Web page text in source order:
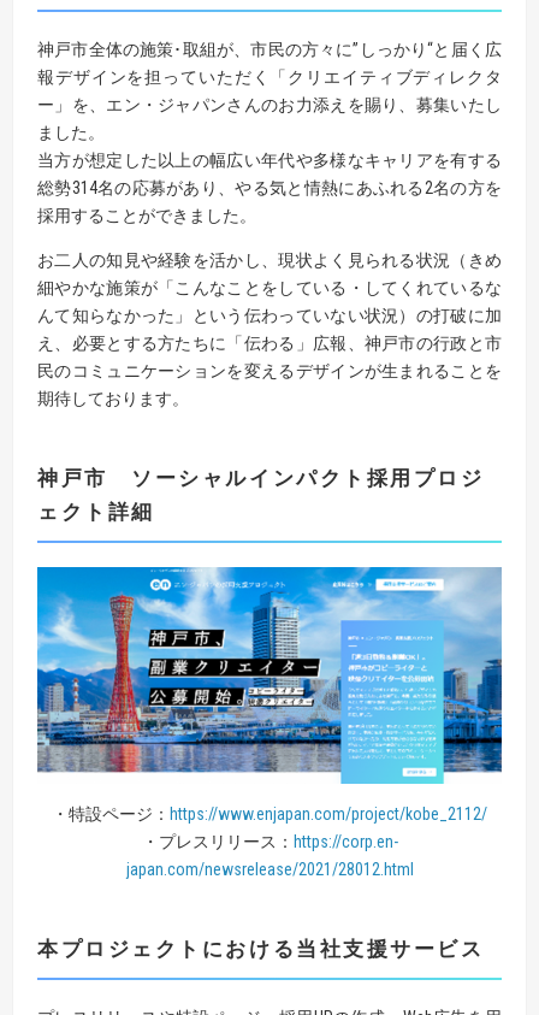
神戸市全体の施策･取組が、市民の方々に”しっかり“と届く広
報デザインを担っていただく「クリエイティブディレクタ
ー」を、エン・ジャパンさんのお力添えを賜り、募集いたし
ました。
当方が想定した以上の幅広い年代や多様なキャリアを有する
総勢314名の応募があり、やる気と情熱にあふれる2名の方を
採用することができました。
お二人の知見や経験を活かし、現状よく見られる状況（きめ
細やかな施策が「こんなことをしている・してくれているな
んて知らなかった」という伝わっていない状況）の打破に加
え、必要とする方たちに「伝わる」広報、神戸市の行政と市
民のコミュニケーションを変えるデザインが生まれることを
期待しております。
神戸市 ソーシャルインパクト採用プロジ
ェクト詳細
・特設ページ： https://www.enjapan.com/project/kobe_2112/
・プレスリリース： https://corp.en-
japan.com/newsrelease/2021/28012.html
本プロジェクトにおける当社支援サービス